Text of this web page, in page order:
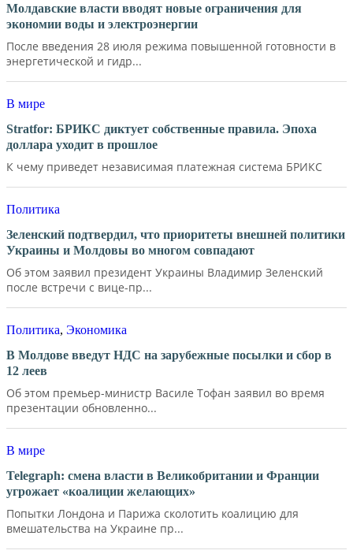
Молдавские власти вводят новые ограничения для
экономии воды и электроэнергии
После введения 28 июля режима повышенной готовности в
энергетической и гидр...
В мире
Stratfor: БРИКС диктует собственные правила. Эпоха
доллара уходит в прошлое
К чему приведет независимая платежная система БРИКС
Политика
Зеленский подтвердил, что приоритеты внешней политики
Украины и Молдовы во многом совпадают
Об этом заявил президент Украины Владимир Зеленский
после встречи с вице-пр...
Политика, Экономика
В Молдове введут НДС на зарубежные посылки и сбор в
12 леев
Об этом премьер-министр Василе Тофан заявил во время
презентации обновленно...
В мире
Telegraph: смена власти в Великобритании и Франции
угрожает «коалиции желающих»
Попытки Лондона и Парижа сколотить коалицию для
вмешательства на Украине пр...